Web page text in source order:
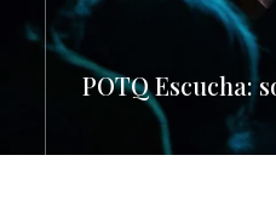
POTQ Escucha: